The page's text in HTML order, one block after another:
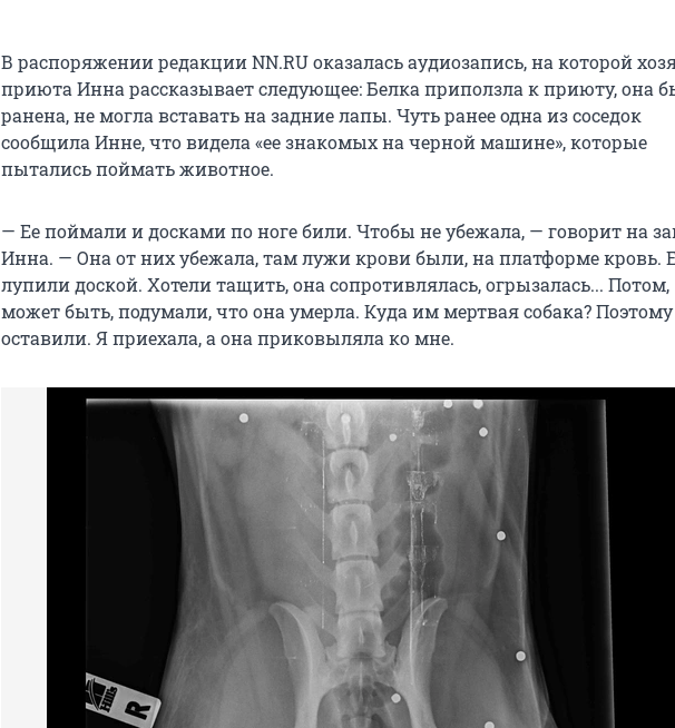
В распоряжении редакции NN.RU оказалась аудиозапись, на которой
приюта Инна рассказывает следующее: Белка приползла к приюту, она
ранена, не могла вставать на задние лапы. Чуть ранее одна из соседок
сообщила Инне, что видела «ее знакомых на черной машине», которые
пытались поймать животное.
— Ее поймали и досками по ноге били. Чтобы не убежала, — говорит на
Инна. — Она от них убежала, там лужи крови были, на платформе кровь.
лупили доской. Хотели тащить, она сопротивлялась, огрызалась... Потом,
может быть, подумали, что она умерла. Куда им мертвая собака? Поэтому
оставили. Я приехала, а она приковыляла ко мне.